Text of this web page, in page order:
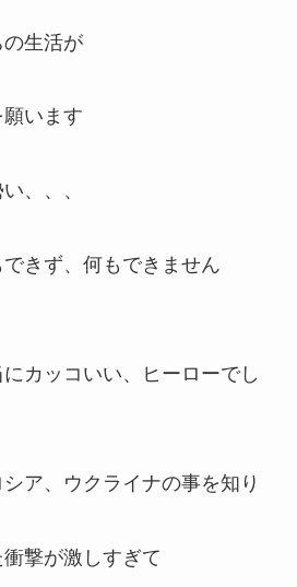
の生活が
います
、、、
きず、何もできません
カッコいい、ヒーローでし
ア、ウクライナの事を知り
撃が激しすぎて